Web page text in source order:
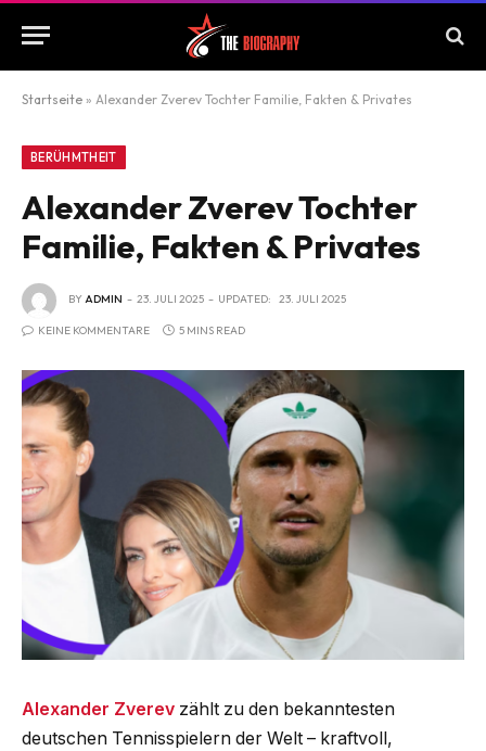
Startseite » Alexander Zverev Tochter Familie, Fakten & Privates
BERÜHMTHEIT
Alexander Zverev Tochter
Familie, Fakten & Privates
BYADMIN 23. JULI 2025 UPDATED: 23. JULI 2025
KEINE KOMMENTARE 5 MINS READ
Alexander Zverev zählt zu den bekanntesten
deutschen Tennisspielern der Welt – kraftvoll,